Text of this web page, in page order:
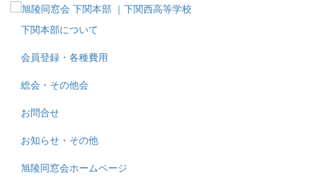
下関本部について
会員登録・各種費用
総会・その他会
お問合せ
お知らせ・その他
旭陵同窓会ホームページ